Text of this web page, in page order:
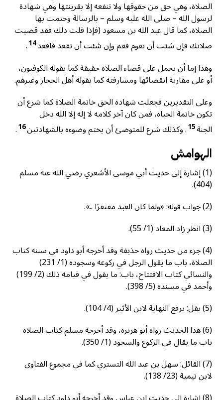
الصلاة، وهي حق من حقوقها ولا تنفعه إلا بقرينتها وهي شهادة
لرسول الله – صلى الله عليه وسلم – بالرسالة وختمت بها
الصلاة، كما قال عبد الله بن مسعود (فإذا قلت ذلك فقد قضيت
صلاتك فإن شئت أن تقوم فقم وإن شئت أن تقعد فاقعد14
.
وهذا إما أن يحمل على قضاء الصلاة حقيقة كما يقوله الكوفيون،
أو على مقاربة انقضائها ومشارفته كما يقوله أهل الحجاز وغيرهم.
وعلى التقديرين فجعلت شهادة الحق خاتمة الصلاة كما شرع أن
تكون خاتمة الحياة، فمن كان آخر كلامه لا إله إلا الله دخل
الجنة15. وكذلك شرع للمتوضئ أن يختم وضوءه بالشهادتين16
.
الهوامش
(1) إشارة إلى حديث أبي موسى الأشعري رضي الله عنه مسلم
(404).
(2) جواب قوله: «ولما كان العبد مفتقرًا ..».
(3) انظر زاد المعاد (1/ 55).
(4) جزء من حديث رواه حذيفة وقد أخرجه أبو داود في سننه كتاب
الصلاة، باب ما يقول الرجل في ركوعه وسجوده (1/ 231)
والنسائي كتاب الافتتاح، باب: ما يقول في قيامه ذلك (2/ 199)
وأحمد في مسنده (5/ 398).
(5) يقل: يرفع النهاية لابن الأثير (4/ 104).
(6) هذا الحديث رواه أبو هريرة، وقد أخرجه مسلم كتاب الصلاة
باب ما يقال في الركوع والسجود (1/ 350).
(7) القائل: سهل بن عبد الله التستري كما في مجموع الفتاوى
لابن تيمية (23/ 138).